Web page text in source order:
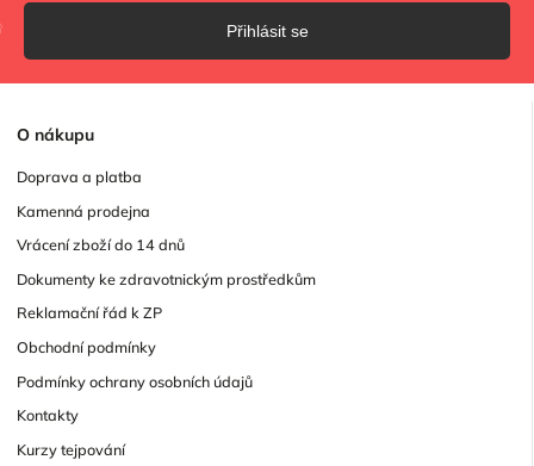
O nákupu
Doprava a platba
Kamenná prodejna
Vrácení zboží do 14 dnů
Dokumenty ke zdravotnickým prostředkům
Reklamační řád k ZP
Obchodní podmínky
Podmínky ochrany osobních údajů
Kontakty
Kurzy tejpování
Přihlásit se